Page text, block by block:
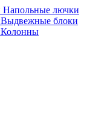
Напольные лючки
Выдвежные блоки
Колонны